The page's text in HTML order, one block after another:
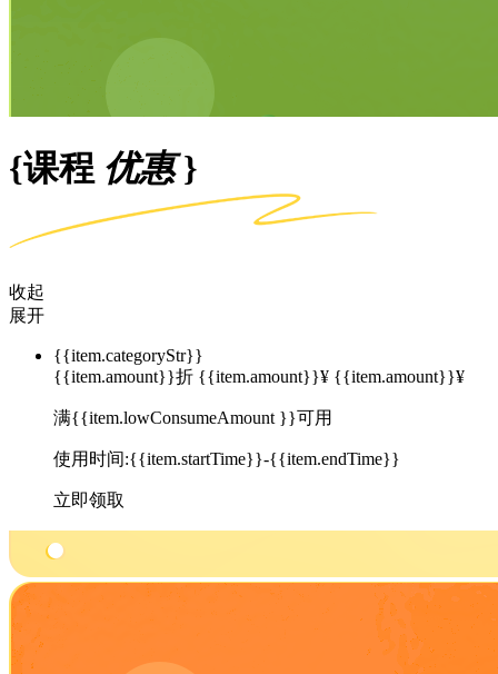
{课程 优惠}
收起
展开
{{item.categoryStr}}
{{item.amount}}折 {{item.amount}}¥ {{item.amount}}¥
满{{item.lowConsumeAmount }}可用
使用时间:{{item.startTime}}-{{item.endTime}}
立即领取